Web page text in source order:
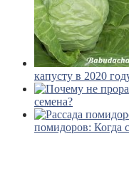
капусту в 2020
семена?
помидоров: Когда